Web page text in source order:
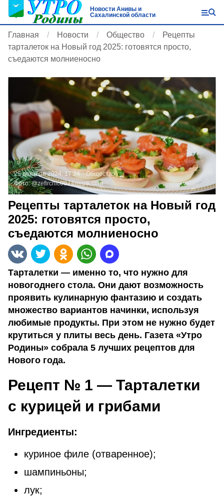
Новости Анивы и
Сахалинской области
Главная Новости Общество
Рецепты
тарталеток на Новый год 2025: готовятся просто,
съедаются молниеносно
25 декабря 2024, 17:24
Общество
Фото:@zefirchic06 /freepik.com
Рецепты тарталеток на Новый год
2025: готовятся просто,
съедаются молниеносно
Тарталетки — именно то, что нужно для
новогоднего стола. Они дают возможность
проявить кулинарную фантазию и создать
множество вариантов начинки, используя
любимые продукты. При этом не нужно будет
крутиться у плиты весь день. Газета «Утро
Родины» собрала 5 лучших рецептов для
Нового года.
Рецепт № 1 — Тарталетки
с курицей и грибами
Ингредиенты:
куриное филе (отваренное);
шампиньоны;
лук;